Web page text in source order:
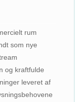
rum
som nye
og kraftfulde
leveret af